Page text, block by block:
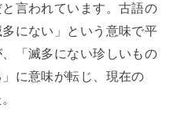
言われています。古語の
多にない」という意味で平
「滅多にない珍しいもの
に意味が転じ、現在の